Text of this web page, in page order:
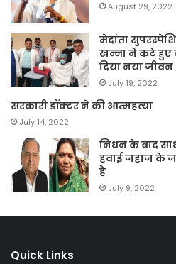
August 29, 2022
मेदांता
खन्ना ने कटे हुए
दिया नया जीवन
July 19, 2022
सरकारी डॉक्टर ने की आत्महत्या
July 14, 2022
निधन के बाद
हवाई जहाज के
है
July 9, 2022
Quick Links